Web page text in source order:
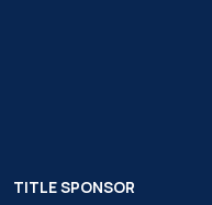
TITLE SPONSOR